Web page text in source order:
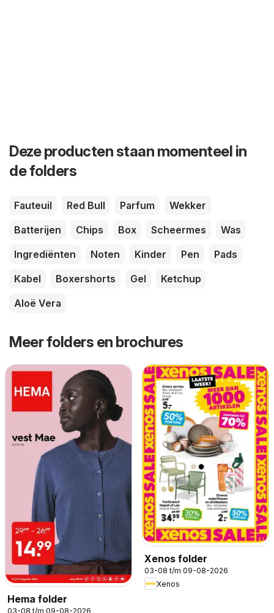
Deze producten staan momenteel in
de folders
Fauteuil Red Bull Parfum
Wekker
Batterijen
Chips Box Scheermes
Was
Ingrediënten
Noten Kinder Pen
Pads
Kabel
Boxershorts Gel
Ketchup
Aloë Vera
Meer folders en brochures
Hema folder
03-08 t/m 09-08-2026
Xenos folder
03-08 t/m 09-08-2026
Xenos